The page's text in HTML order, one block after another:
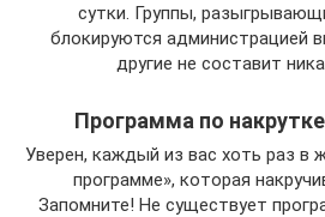
сутки. Группы,
блокируются администрацией
другие не составит
Программа по
Уверен, каждый из вас хоть раз в
программе», которая
Запомните! Не существует